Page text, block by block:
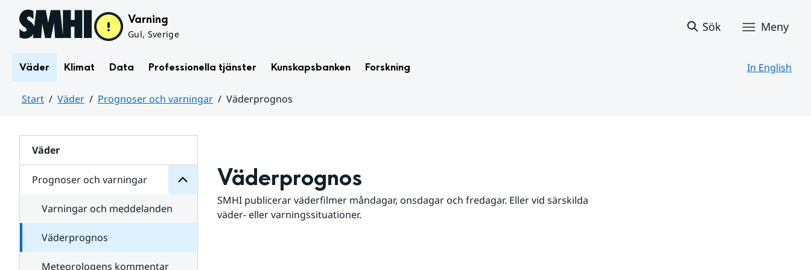
Hoppa till sidans innehåll Varning
Gul, Sverige
Sök Meny
Väder Klimat Data Professionella tjänster Kunskapsbanken Forskning In English
Start Väder Prognoser och varningar
Väderprognos
Väder
Prognoser och varningar
för
varningar
Varningar och meddelanden
Väderprognos
Meteorologens kommentar
Väderprognos
SMHI publicerar väderfilmer måndagar, onsdagar och fredagar. Eller vid särskilda
väder- eller varningssituationer.